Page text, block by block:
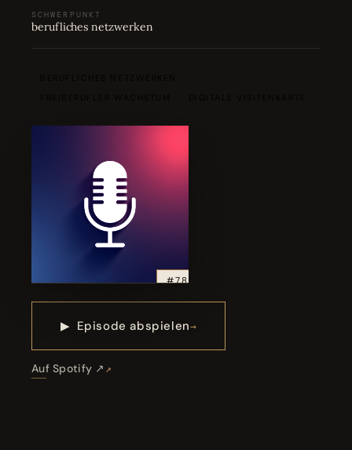
SCHWERPUNKT
berufliches netzwerken
#78
▶ Episode abspielen
Auf Spotify ↗